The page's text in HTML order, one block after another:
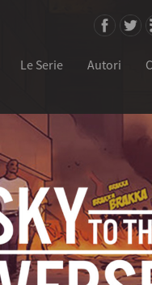
Le Serie Autori